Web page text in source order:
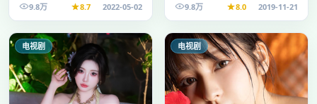
看。9.8万 8.7 2022-05-02
看。9.8万 8.0 2019-11-21
电视剧 电视剧